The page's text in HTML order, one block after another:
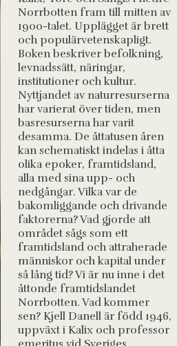
Norrbotten fram till mitten av
1900-talet. Upplägget är brett
och populärvetenskapligt.
Boken beskriver befolkning,
levnadssätt, näringar,
institutioner och kultur.
Nyttjandet av naturresurserna
har varierat över tiden, men
basresurserna har varit
desamma. De åttatusen åren
kan schematiskt indelas i åtta
olika epoker, framtidsland,
alla med sina upp- och
nedgångar. Vilka var de
bakomliggande och drivande
faktorerna? Vad gjorde att
området sågs som ett
framtidsland och attraherade
människor och kapital under
så lång tid? Vi är nu inne i det
åttonde framtidslandet
Norrbotten. Vad kommer
sen? Kjell Danell är född 1946,
uppväxt i Kalix och professor